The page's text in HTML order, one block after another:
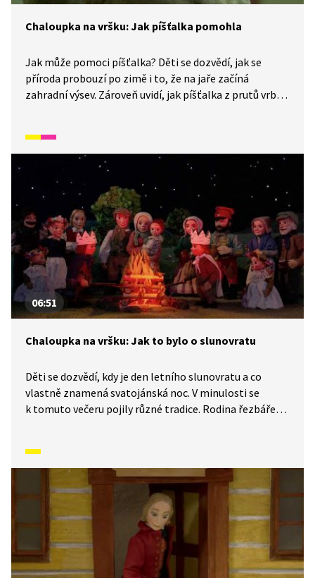
Chaloupka na vršku: Jak píšťalka pomohla
Jak může pomoci píšťalka? Děti se dozvědí, jak se
příroda probouzí po zimě i to, že na jaře začíná
zahradní výsev. Zároveň uvidí, jak píšťalka z prutů vrby
roku ukáže, jak naši předkové žili na vsi skromné, ale
veselé životy v souladu s přírodou. Video inspirované
lidovými zvyky a písněmi navazuje na poetiku
klasických Trnkových filmů. Pohádka je vhodná také
jako doplňkový materiál k výuce češtiny pro cizince.
06:51
Chaloupka na vršku: Jak to bylo o slunovratu
Děti se dozvědí, kdy je den letního slunovratu a co
vlastně znamená svatojánská noc. V minulosti se
k tomuto večeru pojily různé tradice. Rodina řezbáře
skromné, ale veselé životy v souladu s přírodou. Video
inspirované lidovými zvyky a písněmi navazuje
na poetiku klasických Trnkových filmů.